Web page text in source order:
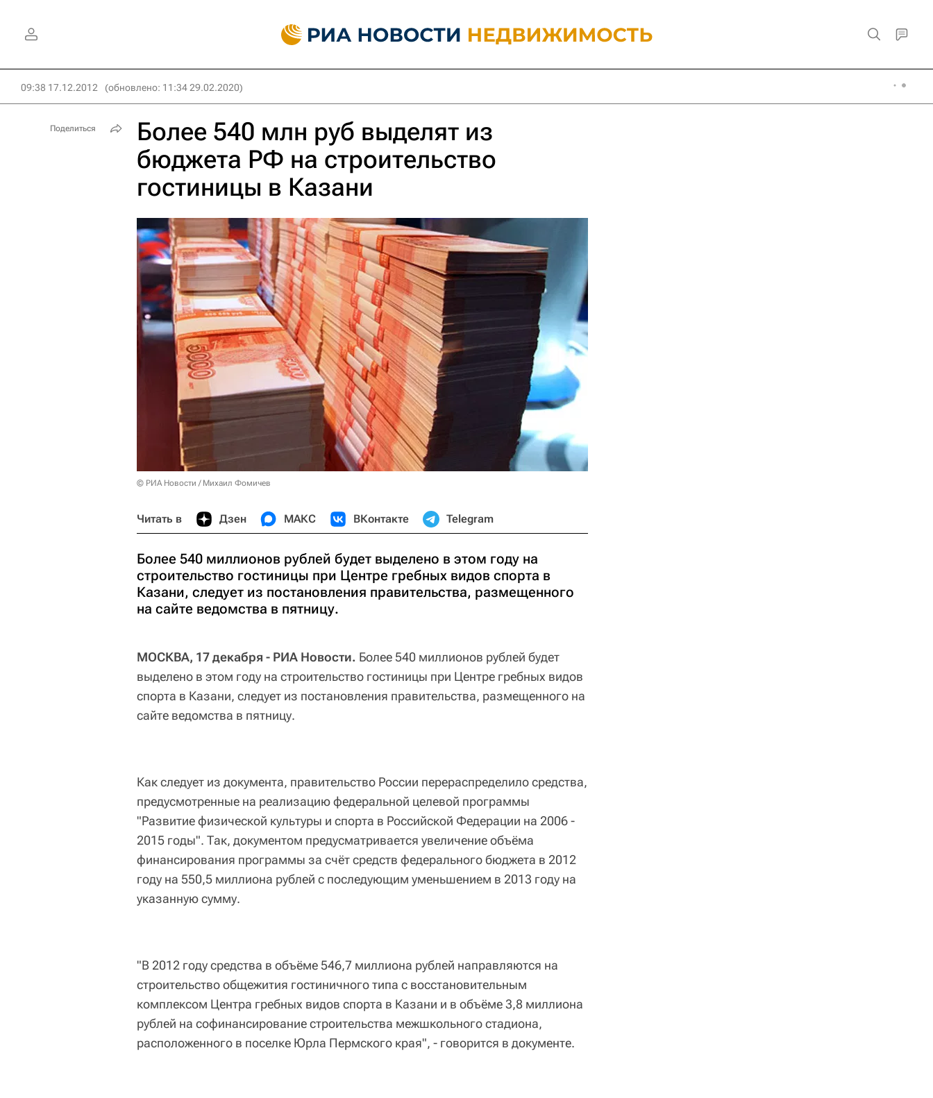
09:38 17.12.2012 (обновлено: 11:34 29.02.2020)
Более 540 млн руб выделят из
бюджета РФ на строительство
гостиницы в Казани
© РИА Новости / Михаил Фомичев
Читать в Дзен МАКС ВКонтакте Telegram
Более 540 миллионов рублей будет выделено в этом году на
строительство гостиницы при Центре гребных видов спорта в
Казани, следует из постановления правительства, размещенного
на сайте ведомства в пятницу.
МОСКВА, 17 декабря - РИА Новости. Более 540 миллионов рублей будет
выделено в этом году на строительство гостиницы при Центре гребных видов
спорта в Казани, следует из постановления правительства, размещенного на
сайте ведомства в пятницу.
Как следует из документа, правительство России перераспределило средства,
предусмотренные на реализацию федеральной целевой программы
"Развитие физической культуры и спорта в Российской Федерации на 2006 -
2015 годы". Так, документом предусматривается увеличение объёма
финансирования программы за счёт средств федерального бюджета в 2012
году на 550,5 миллиона рублей с последующим уменьшением в 2013 году на
указанную сумму.
"В 2012 году средства в объёме 546,7 миллиона рублей направляются на
строительство общежития гостиничного типа с восстановительным
комплексом Центра гребных видов спорта в Казани и в объёме 3,8 миллиона
рублей на софинансирование строительства межшкольного стадиона,
расположенного в поселке Юрла Пермского края", - говорится в документе.
Поделиться